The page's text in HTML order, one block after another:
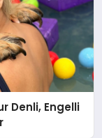
Denli, Engelli